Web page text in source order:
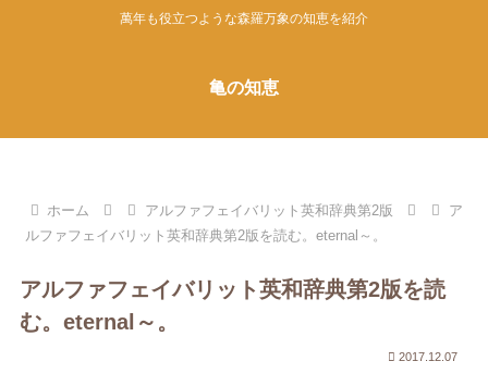
萬年も役立つような森羅万象の知恵を紹介
亀の知恵
ホーム アルファフェイバリット英和辞典第2版
ア
ルファフェイバリット英和辞典第2版を読む。eternal～。
アルファフェイバリット英和辞典第2版を読
む。eternal～。
2017.12.07